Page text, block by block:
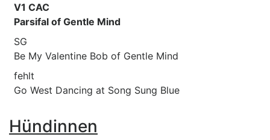
V1 CAC
Parsifal of Gentle Mind
SG
Be My Valentine Bob of Gentle Mind
fehlt
Go West Dancing at Song Sung Blue
Hündinnen